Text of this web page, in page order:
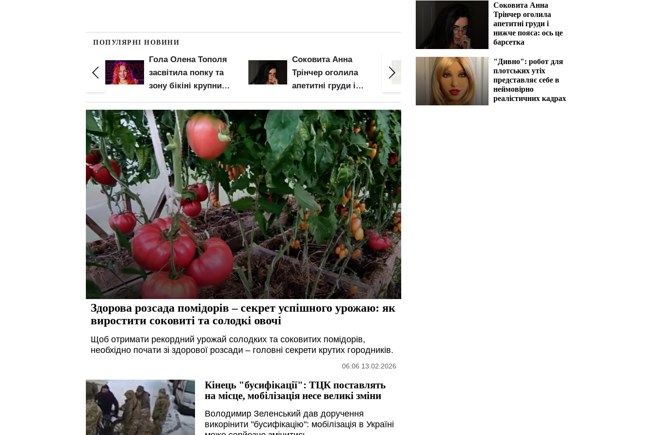
ПОПУЛЯРНІ НОВИНИ
Соковита Анна
Трінчер оголила
апетитні груди і
барсетка
Майже гола
Катерина Кузнєцова
блиснула грудьми і
бікіні закип'ятить
кров
Міцкевич "злив", як
розважається з голою
Поляковою в одному
ліжку: що скажуть її діти та
Здорова розсада помідорів – секрет успішного урожаю: як
виростити соковиті та солодкі овочі
Щоб отримати рекордний урожай солодких та соковитих помідорів,
необхідно почати зі здорової розсади – головні секрети крутих городників.
06:06 13.02.2026
Кінець "бусифікації": ТЦК поставлять
на місце, мобілізація несе великі зміни
Володимир Зеленський дав доручення
викорінити "бусифікацію": мобілізація в Україні
Соковита Анна
Трінчер оголила
апетитні груди і
нижче пояса: ось це
барсетка
"Дивно": робот для
плотських утіх
представляє себе в
неймовірно
реалістичних кадрах